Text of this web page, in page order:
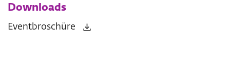
Downloads
Eventbroschüre